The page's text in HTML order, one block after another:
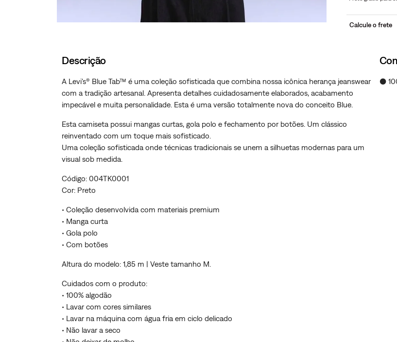
Calcule o frete
Descrição
A Levi's® Blue Tab™ é uma coleção sofisticada que combina nossa icônica herança jeanswear
com a tradição artesanal. Apresenta detalhes cuidadosamente elaborados, acabamento
impecável e muita personalidade. Esta é uma versão totalmente nova do conceito Blue.
Esta camiseta possui mangas curtas, gola polo e fechamento por botões. Um clássico
reinventado com um toque mais sofisticado.
Uma coleção sofisticada onde técnicas tradicionais se unem a silhuetas modernas para um
visual sob medida.
Código: 004TK0001
Cor: Preto
• Coleção desenvolvida com materiais premium
• Manga curta
• Gola polo
• Com botões
Altura do modelo: 1,85 m | Veste tamanho M.
Cuidados com o produto:
• 100% algodão
• Lavar com cores similares
• Lavar na máquina com água fria em ciclo delicado
• Não lavar a seco
●